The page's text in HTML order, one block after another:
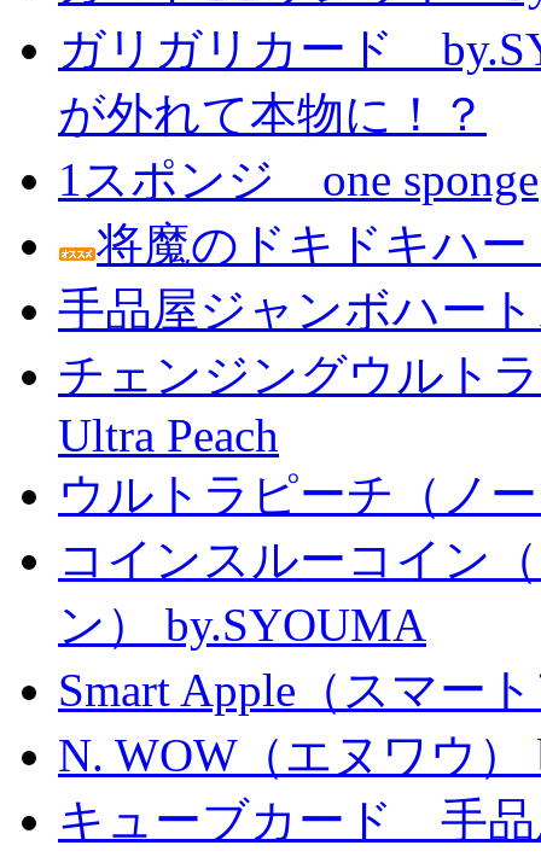
ガリガリカード
が外れて本物に！？
1スポンジ one sponge
将魔のドキドキハ
手品屋ジャンボハー
チェンジングウルト
Ultra Peach
ウルトラピーチ（ノ
コインスルーコイン
ン） by.SYOUMA
Smart Apple（スマー
N. WOW（エヌワウ）
キューブカード 手